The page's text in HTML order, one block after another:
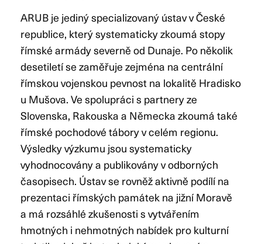
ARUB je jediný specializovaný ústav v České
republice, který systematicky zkoumá stopy
římské armády severně od Dunaje. Po několik
desetiletí se zaměřuje zejména na centrální
římskou vojenskou pevnost na lokalitě Hradisko
u Mušova. Ve spolupráci s partnery ze
Slovenska, Rakouska a Německa zkoumá také
římské pochodové tábory v celém regionu.
Výsledky výzkumu jsou systematicky
vyhodnocovány a publikovány v odborných
časopisech. Ústav se rovněž aktivně podílí na
prezentaci římských památek na jižní Moravě
a má rozsáhlé zkušenosti s vytvářením
hmotných i nehmotných nabídek pro kulturní